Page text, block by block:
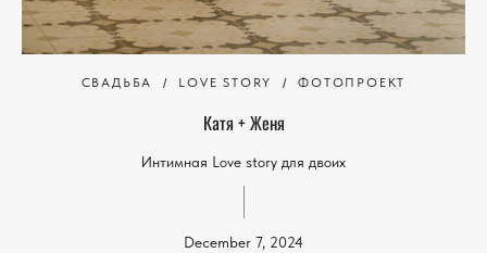
СВАДЬБА LOVE STORY ФОТОПРОЕКТ
Катя + Женя
Интимная Love story для двоих
December 7, 2024